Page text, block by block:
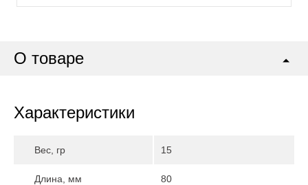
О товаре
Характеристики
Вес, гр 15
Длина, мм 80